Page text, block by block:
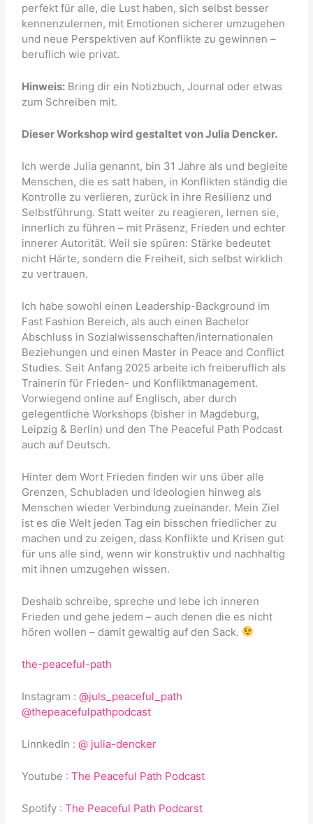
perfekt für alle, die Lust haben, sich selbst besser
kennenzulernen, mit Emotionen sicherer umzugehen
und neue Perspektiven auf Konflikte zu gewinnen –
beruflich wie privat.
Hinweis: Bring dir ein Notizbuch, Journal oder etwas
zum Schreiben mit.
Dieser Workshop wird gestaltet von Julia Dencker.
Ich werde Julia genannt, bin 31 Jahre als und begleite
Menschen, die es satt haben, in Konflikten ständig die
Kontrolle zu verlieren, zurück in ihre Resilienz und
Selbstführung. Statt weiter zu reagieren, lernen sie,
innerlich zu führen – mit Präsenz, Frieden und echter
innerer Autorität. Weil sie spüren: Stärke bedeutet
nicht Härte, sondern die Freiheit, sich selbst wirklich
zu vertrauen.
Ich habe sowohl einen Leadership-Background im
Fast Fashion Bereich, als auch einen Bachelor
Abschluss in Sozialwissenschaften/internationalen
Beziehungen und einen Master in Peace and Conflict
Studies. Seit Anfang 2025 arbeite ich freiberuflich als
Trainerin für Frieden- und Konfliktmanagement.
Vorwiegend online auf Englisch, aber durch
gelegentliche Workshops (bisher in Magdeburg,
Leipzig & Berlin) und den The Peaceful Path Podcast
auch auf Deutsch.
Hinter dem Wort Frieden finden wir uns über alle
Grenzen, Schubladen und Ideologien hinweg als
Menschen wieder Verbindung zueinander. Mein Ziel
ist es die Welt jeden Tag ein bisschen friedlicher zu
machen und zu zeigen, dass Konflikte und Krisen gut
für uns alle sind, wenn wir konstruktiv und nachhaltig
mit ihnen umzugehen wissen.
Deshalb schreibe, spreche und lebe ich inneren
Frieden und gehe jedem – auch denen die es nicht
hören wollen – damit gewaltig auf den Sack.
the-peaceful-path
Instagram :@juls_peaceful_path
@thepeacefulpathpodcast
LinnkedIn : @ julia-dencker
Youtube :The Peaceful Path Podcast
Spotify :The Peaceful Path Podcarst